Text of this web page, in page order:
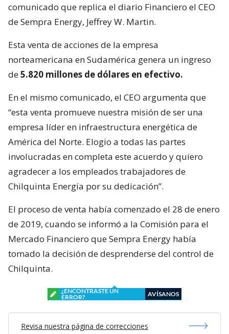
comunicado que replica el diario Financiero el CEO
de Sempra Energy, Jeffrey W. Martin.
Esta venta de acciones de la empresa
norteamericana en Sudamérica genera un ingreso
de5.820 millones de dólares en efectivo.
En el mismo comunicado, el CEO argumenta que
“esta venta promueve nuestra misión de ser una
empresa líder en infraestructura energética de
América del Norte. Elogio a todas las partes
involucradas en completa este acuerdo y quiero
agradecer a los empleados trabajadores de
Chilquinta Energía por su dedicación”.
El proceso de venta había comenzado el 28 de enero
de 2019, cuando se informó a la Comisión para el
Mercado Financiero que Sempra Energy había
tomado la decisión de desprenderse del control de
Chilquinta.
¿ENCONTRASTE UN
ERROR?
AVÍSANOS
Revisa nuestra página de correcciones